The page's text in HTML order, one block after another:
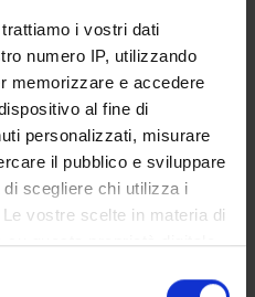
trattiamo i vostri dati
numero IP, utilizzando
memorizzare e accedere
al fine di
personalizzati, misurare
il pubblico e sviluppare
scegliere chi utilizza i
vostre scelte in materia di
questa proprietà digitale